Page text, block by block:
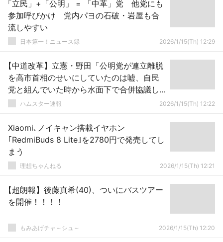
「立民」+「公明」 = 「中革」党 他党にも
参加呼びかけ 党内パヨの石破・岩屋も合
流しやすい
日本第一！ニュース録 2026/1/15(Th) 12:29
【中道改革】立憲・野田「公明党が連立離脱
を高市首相のせいにしていたのは嘘、自民
党と組んでいた時から水面下で合併協議し
ていました」盛大にバラしてしまう
ハムスター速報 2026/1/15(Th) 12:22
Xiaomi､ノイキャン搭載イヤホン
｢RedmiBuds 8 Lite｣を2780円で発売してし
まう
理想ちゃんねる 2026/1/15(Th) 12:21
【超朗報】後藤真希(40)、ついにバスツアー
を開催！！！！
もみあげチャ～シュ～ 2026/1/15(Th) 12:20